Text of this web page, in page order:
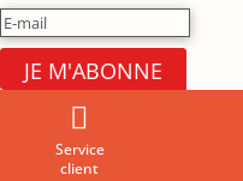
JE M'ABONNE

Service
client